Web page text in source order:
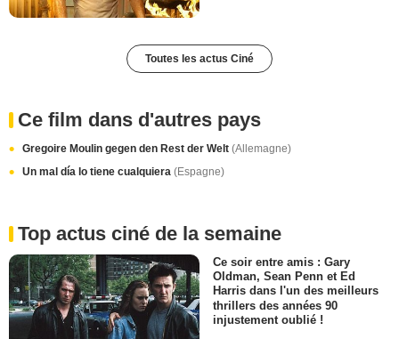
Toutes les actus Ciné
Ce film dans d'autres pays
Gregoire Moulin gegen den Rest der Welt (Allemagne)
Un mal día lo tiene cualquiera (Espagne)
Top actus ciné de la semaine
Ce soir entre amis : Gary
Oldman, Sean Penn et Ed
Harris dans l'un des meilleurs
thrillers des années 90
injustement oublié !